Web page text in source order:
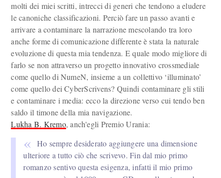
molti dei miei scritti, intrecci di generi che tendono a eludere
le canoniche classificazioni. Perciò fare un passo avanti e
arrivare a contaminare la narrazione mescolando tra loro
anche forme di comunicazione differente è stata la naturale
evoluzione di questa mia tendenza. E quale modo migliore di
farlo se non attraverso un progetto innovativo crossmediale
come quello di NumeN, insieme a un collettivo ‘illuminato’
come quello dei CyberScrivens? Quindi contaminare gli stili
e contaminare i media: ecco la direzione verso cui tendo ben
saldo il timone della mia navigazione.
Lukha B. Kremo, anch'egli Premio Urania:
Ho sempre desiderato aggiungere una dimensione
ulteriore a tutto ciò che scrivevo. Fin dal mio primo
romanzo sentivo questa esigenza, infatti il mio primo